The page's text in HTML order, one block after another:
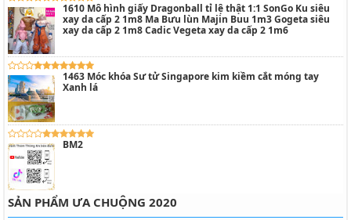
1610 Mô hình giấy Dragonball tỉ lệ thật 1:1 SonGo Ku siêu
xay da cấp 2 1m8 Ma Bưu lùn Majin Buu 1m3 Gogeta siêu
xay da cấp 2 1m8 Cadic Vegeta xay da cấp 2 1m6
1463 Móc khóa Sư tử Singapore kim kiềm cắt móng tay
Xanh lá
BM2
SẢN PHẨM ƯA CHUỘNG 2020